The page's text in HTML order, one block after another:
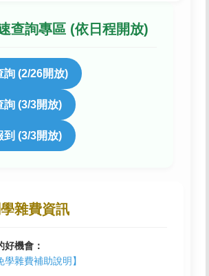
查詢專區 (依日程開放)
詢 (2/26開放)
詢 (3/3開放)
到 (3/3開放)
雜費資訊
好機會：
學雜費補助說明】